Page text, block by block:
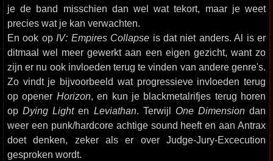
je de band misschien dan wel wat tekort, maar je weet
precies wat je kan verwachten.
En ook op IV: Empires Collapse is dat niet anders. Al is er
ditmaal wel meer gewerkt aan een eigen gezicht, want zo
zijn er nu ook invloeden terug te vinden van andere genre's.
Zo vindt je bijvoorbeeld wat progressieve invloeden terug
op opener Horizon, en kun je blackmetalrifjes terug horen
opDying Lighten Leviathan. Terwijl One Dimensiondan
weer een punk/hardcore achtige sound heeft en aan Antrax
doet denken, zeker als er over Judge-Jury-Excecution
gesproken wordt.